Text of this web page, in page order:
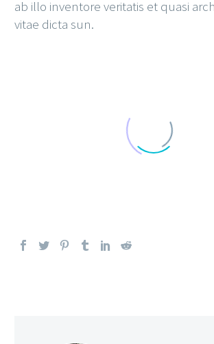
ab illo inventore veritatis et quasi
vitae dicta sun.